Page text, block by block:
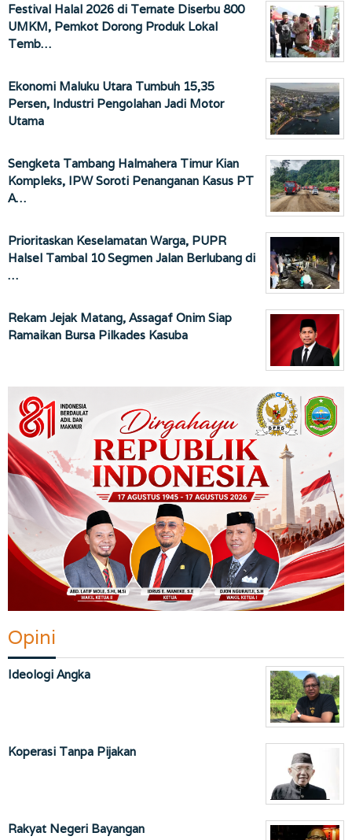
Festival Halal 2026 di Ternate Diserbu 800
UMKM, Pemkot Dorong Produk Lokal
Temb…
Ekonomi Maluku Utara Tumbuh 15,35
Persen, Industri Pengolahan Jadi Motor
Utama
Sengketa Tambang Halmahera Timur Kian
Kompleks, IPW Soroti Penanganan Kasus PT
A…
Prioritaskan Keselamatan Warga, PUPR
Halsel Tambal 10 Segmen Jalan Berlubang di
…
Rekam Jejak Matang, Assagaf Onim Siap
Ramaikan Bursa Pilkades Kasuba
Opini
Ideologi Angka
Koperasi Tanpa Pijakan
Rakyat Negeri Bayangan